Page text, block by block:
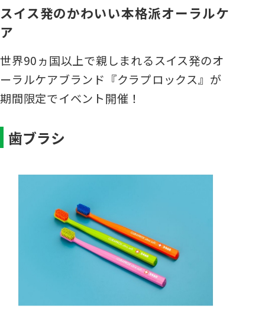
スイス発のかわいい本格派オーラルケ
ア
世界90ヵ国以上で親しまれるスイス発のオ
ーラルケアブランド『クラプロックス』が
期間限定でイベント開催！
歯ブラシ